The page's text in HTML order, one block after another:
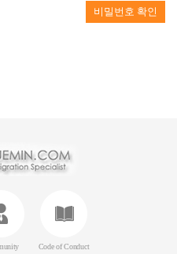
비밀번호 확인
Code of Conduct